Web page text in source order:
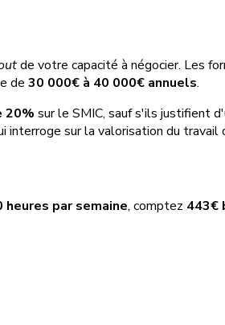
de votre capacité à négocier. Les
de 30 000€ à 40 000€ annuels.
20% sur le SMIC, sauf s'ils justifient
interroge sur la valorisation du travail
heures par semaine, comptez 443€